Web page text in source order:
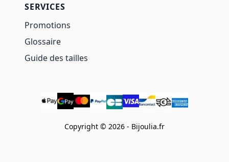
SERVICES
Promotions
Glossaire
Guide des tailles
Copyright © 2026 - Bijoulia.fr